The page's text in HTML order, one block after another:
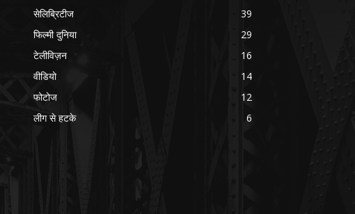
सेलिब्रिटीज
39
फिल्मी दुनिया
29
टेलीविज़न
16
वीडियो
14
फोटोज
12
लीग से हटके
6